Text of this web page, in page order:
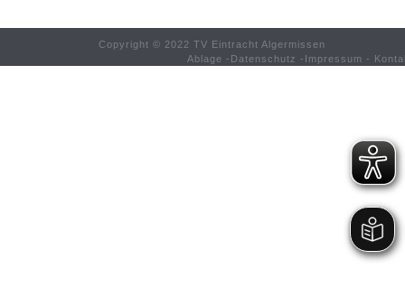
Copyright © 2022 TV Eintracht Algermissen
Ablage - Datenschutz - Impressum -